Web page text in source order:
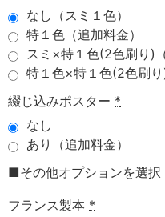
なし（スミ１色）
特１色（追加料金）
スミ×特１色(2色刷り)
特１色×特１色(2色刷り
綴じ込みポスター *
なし
あり（追加料金）
■その他オプションを選択
フランス製本 *